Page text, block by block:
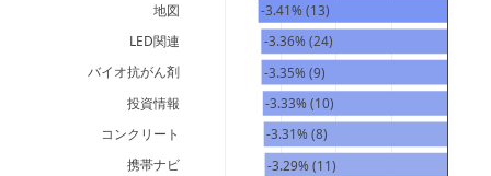
-3.29% (11)
-3.31% (8)
-3.33% (10)
-3.35% (9)
-3.36% (24)
-3.41% (13)
携帯ナビ
コンクリート
投資情報
バイオ抗がん剤
LED関連
地図